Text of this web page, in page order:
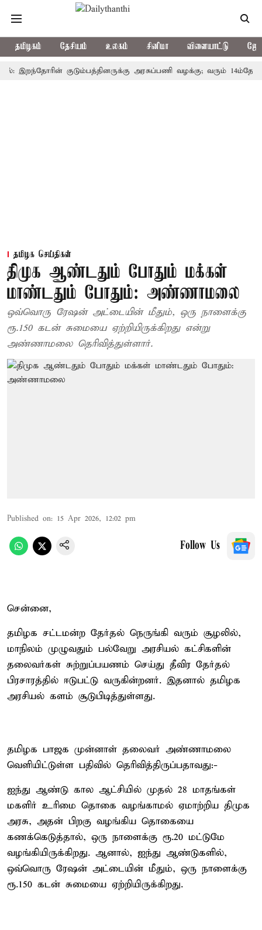
தமிழகம் தேசியம் உலகம் சினிமா விளையாட்டு
குடும்பத்தினருக்கு அரசுப்பணி வழக்கு; வரும் 14ம்தேதி
தமிழக செய்திகள்
திமுக ஆண்டதும் போதும் மக்கள்
மாண்டதும் போதும்: அண்ணாமலை
ஒவ்வொரு ரேஷன் அட்டையின் மீதும், ஒரு நாளைக்கு
ரூ.150 கடன் சுமையை ஏற்றியிருக்கிறது என்று
அண்ணாமலை தெரிவித்துள்ளார்.
Published on: 15 Apr 2026, 12:02 pm
Follow Us
சென்னை,
தமிழக சட்டமன்ற தேர்தல் நெருங்கி வரும் சூழலில்,
மாநிலம் முழுவதும் பல்வேறு அரசியல் கட்சிகளின்
தலைவர்கள் சுற்றுப்பயணம் செய்து தீவிர தேர்தல்
பிரசாரத்தில் ஈடுபட்டு வருகின்றனர். இதனால் தமிழக
அரசியல் களம் சூடுபிடித்துள்ளது.
தமிழக பாஜக முன்னாள் தலைவர் அண்ணாமலை
வெளியிட்டுள்ள பதிவில் தெரிவித்திருப்பதாவது:-
ஐந்து ஆண்டு கால ஆட்சியில் முதல் 28 மாதங்கள்
மகளிர் உரிமை தொகை வழங்காமல் ஏமாற்றிய திமுக
அரசு, அதன் பிறகு வழங்கிய தொகையை
கணக்கெடுத்தால், ஒரு நாளைக்கு ரூ.20 மட்டுமே
வழங்கியிருக்கிறது. ஆனால், ஐந்து ஆண்டுகளில்,
ஒவ்வொரு ரேஷன் அட்டையின் மீதும், ஒரு நாளைக்கு
ரூ.150 கடன் சுமையை ஏற்றியிருக்கிறது.